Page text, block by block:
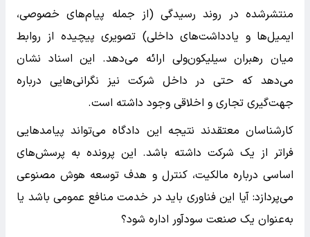
منتشرشده در روند رسیدگی (از جمله پیام‌های خصوصی،
ایمیل‌ها و یادداشت‌های داخلی) تصویری پیچیده از روابط
میان رهبران سیلیکون‌ولی ارائه می‌دهد. این اسناد نشان
می‌دهد که حتی در داخل شرکت نیز نگرانی‌هایی درباره
جهت‌گیری تجاری و اخلاقی وجود داشته است.
کارشناسان معتقدند نتیجه این دادگاه می‌تواند پیامدهایی
فراتر از یک شرکت داشته باشد. این پرونده به پرسش‌های
اساسی درباره مالکیت، کنترل و هدف توسعه هوش مصنوعی
می‌پردازد: آیا این فناوری باید در خدمت منافع عمومی باشد یا
به‌عنوان یک صنعت سودآور اداره شود؟